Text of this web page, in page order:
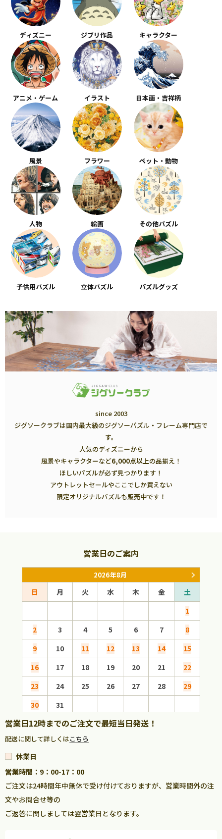
ディズニー ジブリ作品 キャラクター
アニメ・ゲーム イラスト 日本画・吉祥柄
風景 フラワー ペット・動物
人物 絵画 その他パズル
子供用パズル 立体パズル パズルグッズ
since 2003
ジグソークラブは国内最大級のジグソーパズル・フレーム専門店で
す。
人気のディズニーから
風景やキャラクターなど6,000点以上の品揃え！
ほしいパズルが必ず見つかります！
アウトレットセールやここでしか買えない
限定オリジナルパズルも販売中です！
営業日のご案内
2026年8月
日 月 火 水 木 金
土
1
2
3 4 5 6 7
8
9
10 11 12 13 14
15
16
17 18 19 20 21
22
23
24 25 26 27 28
29
30
31
営業日12時までのご注文で最短当日発送！
配送に関して詳しくはこちら
休業日
営業時間：9：00-17：00
ご注文は24時間年中無休で受け付けておりますが、営業時間外の注
文やお問合せ等の
ご返答に関しましては翌営業日となります。